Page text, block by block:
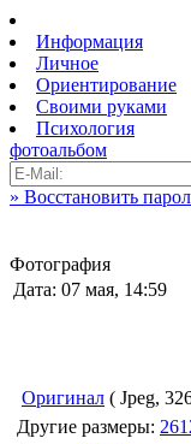
Информация
Личное
Ориентирование
Своими руками
Психология
фотоальбом
» Восстановить
Фотография
Дата: 07 мая, 14:59
Оригинал ( Jpeg,
Другие размеры: